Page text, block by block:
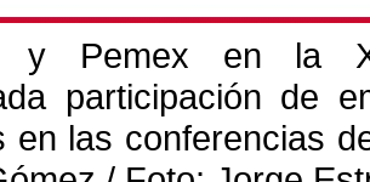
y Pemex en la
participación de
en las conferencias